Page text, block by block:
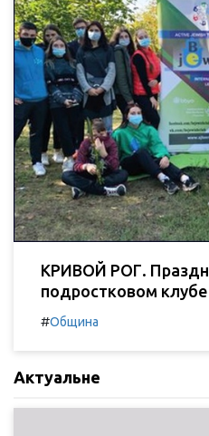
КРИВОЙ РОГ.
подростковом клубе
#Община
Актуальне